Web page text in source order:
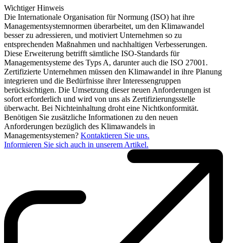
Genehmigungspflicht durch die Akkreditierungsstelle bei
mehr als 30% geplanter Remote-Audit-Zeit.
Wichtiger Hinweis
Die Internationale Organisation für Normung (ISO) hat ihre
Managementsystemnormen überarbeitet, um den Klimawandel
besser zu adressieren, und motiviert Unternehmen so zu
entsprechenden Maßnahmen und nachhaltigen Verbesserungen.
Diese Erweiterung betrifft sämtliche ISO-Standards für
Managementsysteme des Typs A, darunter auch die ISO 27001.
Zertifizierte Unternehmen müssen den Klimawandel in ihre Planung
integrieren und die Bedürfnisse ihrer Interessengruppen
berücksichtigen. Die Umsetzung dieser neuen Anforderungen ist
sofort erforderlich und wird von uns als Zertifizierungsstelle
überwacht. Bei Nichteinhaltung droht eine Nichtkonformität.
Benötigen Sie zusätzliche Informationen zu den neuen
Anforderungen bezüglich des Klimawandels in
Managementsystemen? Kontaktieren Sie uns​.
Informieren Sie sich auch in unserem Artikel​.